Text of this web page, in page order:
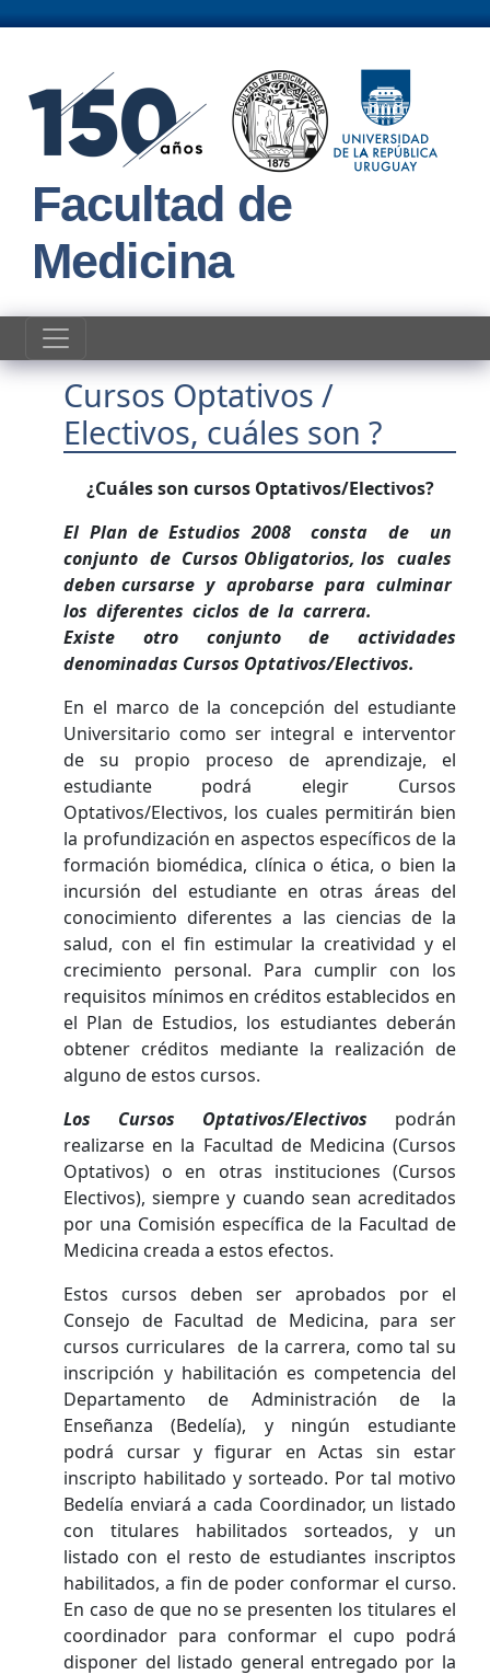
Facultad de
Medicina
Cursos Optativos /
Electivos, cuáles son ?
¿Cuáles son cursos Optativos/Electivos?
El Plan de Estudios 2008 consta de un
conjunto de Cursos Obligatorios, los cuales
deben cursarse y aprobarse para culminar
los diferentes ciclos de la carrera.
Existe otro conjunto de actividades
denominadas Cursos Optativos/Electivos.
En el marco de la concepción del estudiante
Universitario como ser integral e interventor
de su propio proceso de aprendizaje, el
estudiante podrá elegir Cursos
Optativos/Electivos, los cuales permitirán bien
la profundización en aspectos específicos de la
formación biomédica, clínica o ética, o bien la
incursión del estudiante en otras áreas del
conocimiento diferentes a las ciencias de la
salud, con el fin estimular la creatividad y el
crecimiento personal. Para cumplir con los
requisitos mínimos en créditos establecidos en
el Plan de Estudios, los estudiantes deberán
obtener créditos mediante la realización de
alguno de estos cursos.
Los Cursos Optativos/Electivos
podrán
realizarse en la Facultad de Medicina (Cursos
Optativos) o en otras instituciones (Cursos
Electivos), siempre y cuando sean acreditados
por una Comisión específica de la Facultad de
Medicina creada a estos efectos.
Estos cursos deben ser aprobados por el
Consejo de Facultad de Medicina, para ser
cursos curriculares de la carrera, como tal su
inscripción y habilitación es competencia del
Departamento de Administración de la
Enseñanza (Bedelía), y ningún estudiante
podrá cursar y figurar en Actas sin estar
inscripto habilitado y sorteado. Por tal motivo
Bedelía enviará a cada Coordinador, un listado
con titulares habilitados sorteados, y un
listado con el resto de estudiantes inscriptos
habilitados, a fin de poder conformar el curso.
En caso de que no se presenten los titulares el
coordinador para conformar el cupo podrá
disponer del listado general entregado por la